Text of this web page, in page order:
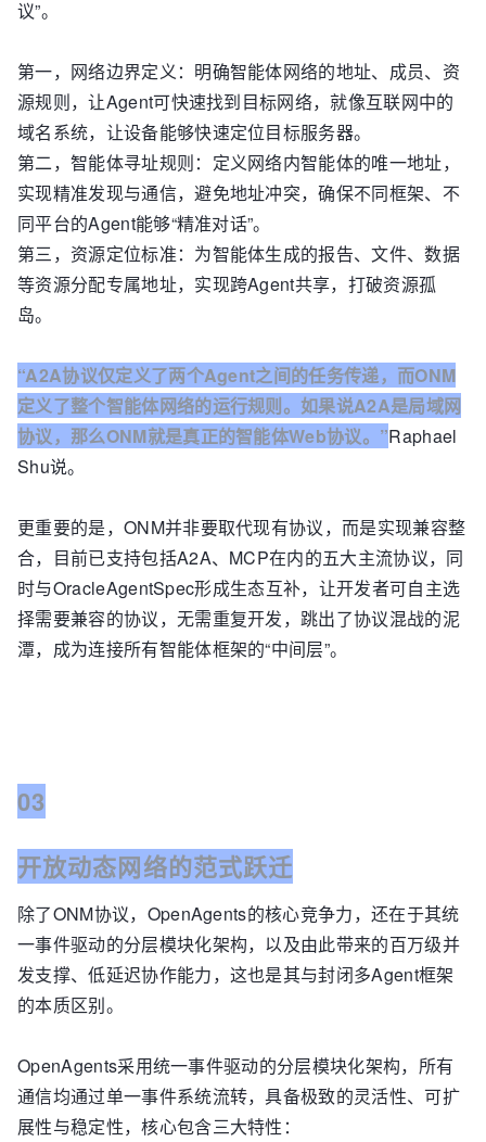
议”。
第一，网络边界定义：明确智能体网络的地址、成员、资
源规则，让Agent可快速找到目标网络，就像互联网中的
域名系统，让设备能够快速定位目标服务器。
第二，智能体寻址规则：定义网络内智能体的唯一地址，
实现精准发现与通信，避免地址冲突，确保不同框架、不
同平台的Agent能够“精准对话”。
第三，资源定位标准：为智能体生成的报告、文件、数据
等资源分配专属地址，实现跨Agent共享，打破资源孤
岛。
“A2A协议仅定义了两个Agent之间的任务传递，而ONM
定义了整个智能体网络的运行规则。如果说A2A是局域网
协议，那么ONM就是真正的智能体Web协议。”Raphael
Shu说。
更重要的是，ONM并非要取代现有协议，而是实现兼容整
合，目前已支持包括A2A、MCP在内的五大主流协议，同
时与OracleAgentSpec形成生态互补，让开发者可自主选
择需要兼容的协议，无需重复开发，跳出了协议混战的泥
潭，成为连接所有智能体框架的“中间层”。
03
开放动态网络的范式跃迁
除了ONM协议，OpenAgents的核心竞争力，还在于其统
一事件驱动的分层模块化架构，以及由此带来的百万级并
发支撑、低延迟协作能力，这也是其与封闭多Agent框架
的本质区别。
OpenAgents采用统一事件驱动的分层模块化架构，所有
通信均通过单一事件系统流转，具备极致的灵活性、可扩
展性与稳定性，核心包含三大特性：